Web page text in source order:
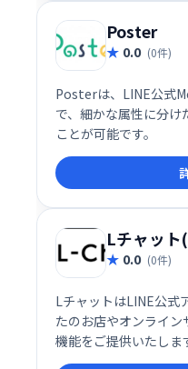
Poster
0.0 (0件)
Posterは、LINE公式
で、細かな属性に分け
ことが可能です。
Lチャッ
0.0 (0件)
LチャットはLINE公式
たのお店やオンライ
機能をご提供いたしま